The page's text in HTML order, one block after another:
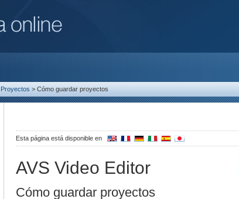
Proyectos > Cómo guardar proyectos
Esta página está disponible en
AVS Video Editor
Cómo guardar proyectos